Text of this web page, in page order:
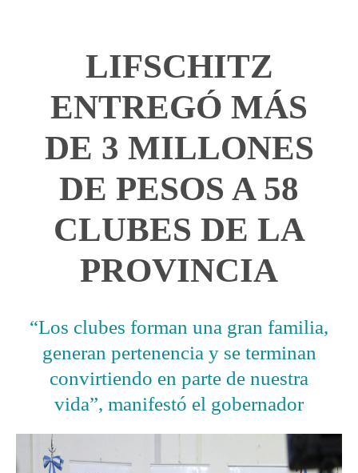
LIFSCHITZ
ENTREGÓ MÁS
DE 3 MILLONES
DE PESOS A 58
CLUBES DE LA
PROVINCIA
“Los clubes forman una gran familia,
generan pertenencia y se terminan
convirtiendo en parte de nuestra
vida”, manifestó el gobernador